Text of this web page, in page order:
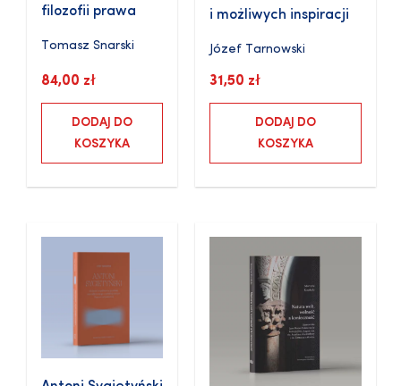
filozofii prawa
Tomasz Snarski
84,00 zł
DODAJ DO
KOSZYKA
i możliwych inspiracji
Józef Tarnowski
31,50 zł
DODAJ DO
KOSZYKA